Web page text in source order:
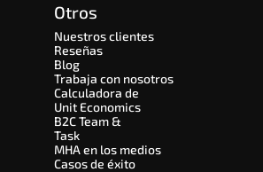
Otros
Nuestros clientes
Reseñas
Blog
Trabaja con nosotros
Calculadora de
Unit Economics
B2C Team &
Task
MHA en los medios
Casos de éxito